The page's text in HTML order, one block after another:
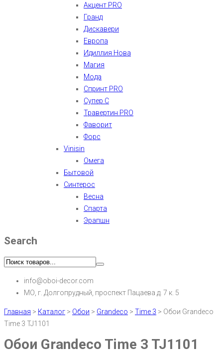
Акцент PRO
Гранд
Дискавери
Европа
Идиллия Нова
Магия
Мода
Спринт PRO
Супер С
Травертин PRO
Фаворит
Форс
Vinisin
Омега
Бытовой
Синтерос
Весна
Спарта
Эрапшн
Search
info@oboi-decor.com
МО, г. Долгопрудный, проспект Пацаева д. 7 к. 5
Главная > Каталог > Обои > Grandeco > Time 3 > Обои Grandeco
Time 3 TJ1101
Обои Grandeco Time 3 TJ1101